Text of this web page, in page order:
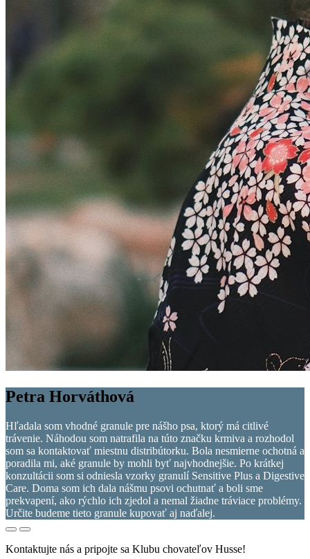
Petra Horváthová
Hľadala som vhodné granule pre nášho psa, ktorý má citlivé
trávenie. Náhodou som natrafila na túto značku krmiva a rozhodol
som sa kontaktovať miestnu distribútorku. Bola nesmierne ochotná a
poradila mi, aké granule by mohli byť najvhodnejšie. Po krátkej
konzultácii som si odniesla vzorky granulí Sensitive Plus a Digestive
Care. Doma som ich dala nášmu psovi ochutnať a boli sme
prekvapení, ako rýchlo ich zjedol a nemal žiadne tráviace problémy.
Určite budeme tieto granule kupovať aj naďalej.
Kontaktujte nás a pripojte sa Klubu chovateľov Husse!